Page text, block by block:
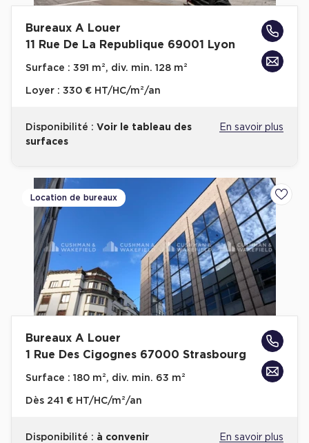
Bureaux A Louer
11 Rue De La Republique 69001 Lyon
Surface : 391 m², div. min. 128 m²
Loyer : 330 € HT/HC/m²/an
Disponibilité : Voir le tableau des
surfaces
En savoir plus
Location de bureaux
Bureaux A Louer
1 Rue Des Cigognes 67000 Strasbourg
Surface : 180 m², div. min. 63 m²
Dès 241 € HT/HC/m²/an
Disponibilité : à convenir En savoir plus